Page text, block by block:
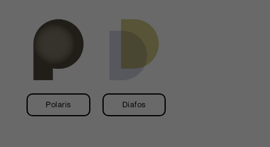
Polaris Diafos